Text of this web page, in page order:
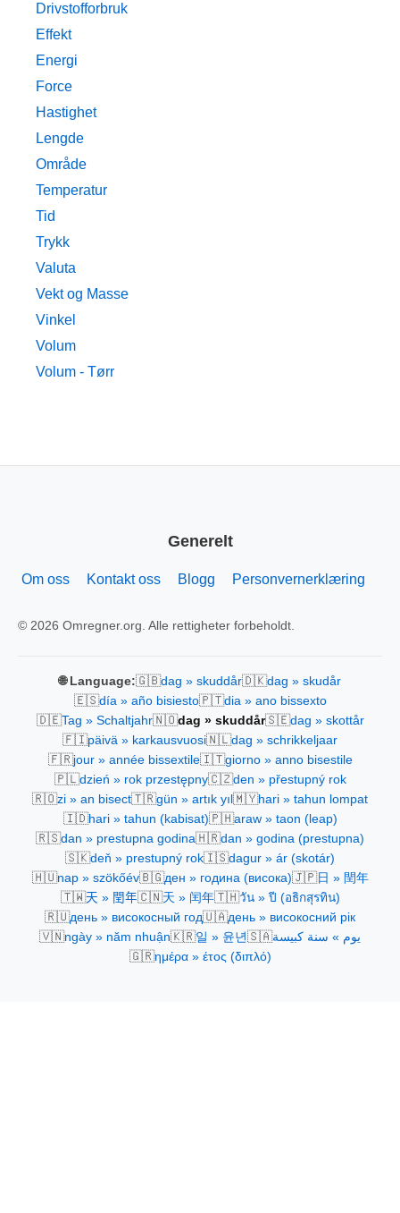
Drivstofforbruk
Effekt
Energi
Force
Hastighet
Lengde
Område
Temperatur
Tid
Trykk
Valuta
Vekt og Masse
Vinkel
Volum
Volum - Tørr
Generelt
Om oss Kontakt oss Blogg Personvernerklæring
© 2026 Omregner.org. Alle rettigheter forbeholdt.
🌐 Language:🇬🇧dag » skuddår🇩🇰dag » skudår
🇪🇸día » año bisiesto🇵🇹dia » ano bissexto
🇩🇪Tag » Schaltjahr🇳🇴dag » skuddår🇸🇪dag » skottår
🇫🇮päivä » karkausvuosi🇳🇱dag » schrikkeljaar
🇫🇷jour » année bissextile🇮🇹giorno » anno bisestile
🇵🇱dzień » rok przestępny🇨🇿den » přestupný rok
🇷🇴zi » an bisect🇹🇷gün » artık yıl 🇲🇾hari » tahun lompat
🇮🇩hari » tahun (kabisat)🇵🇭araw » taon (leap)
🇷🇸dan » prestupna godina🇭🇷dan » godina (prestupna)
🇸🇰deň » prestupný rok🇮🇸dagur » ár (skotár)
🇭🇺nap » szökőév🇧🇬ден » година (висока)🇯🇵日 » 閏年
🇹🇼天 » 閏年🇨🇳天 » 闰年🇹🇭วัน » ปี (อธิกสุรทิน)
🇷🇺день » високосный год🇺🇦день » високосний рік
🇻🇳ngày » năm nhuận🇰🇷일 » 윤년 🇸🇦يوم » سنة كبيسة
🇬🇷ημέρα » έτος (διπλό)